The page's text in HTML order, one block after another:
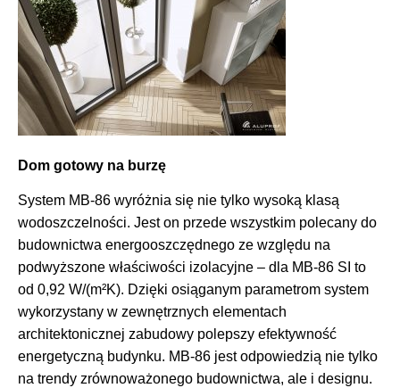
Dom gotowy na burzę
System MB-86 wyróżnia się nie tylko wysoką klasą
wodoszczelności. Jest on przede wszystkim polecany do
budownictwa energooszczędnego ze względu na
podwyższone właściwości izolacyjne – dla MB-86 SI to
od 0,92 W/(m²K). Dzięki osiąganym parametrom system
wykorzystany w zewnętrznych elementach
architektonicznej zabudowy polepszy efektywność
energetyczną budynku. MB-86 jest odpowiedzią nie tylko
na trendy zrównoważonego budownictwa, ale i designu.